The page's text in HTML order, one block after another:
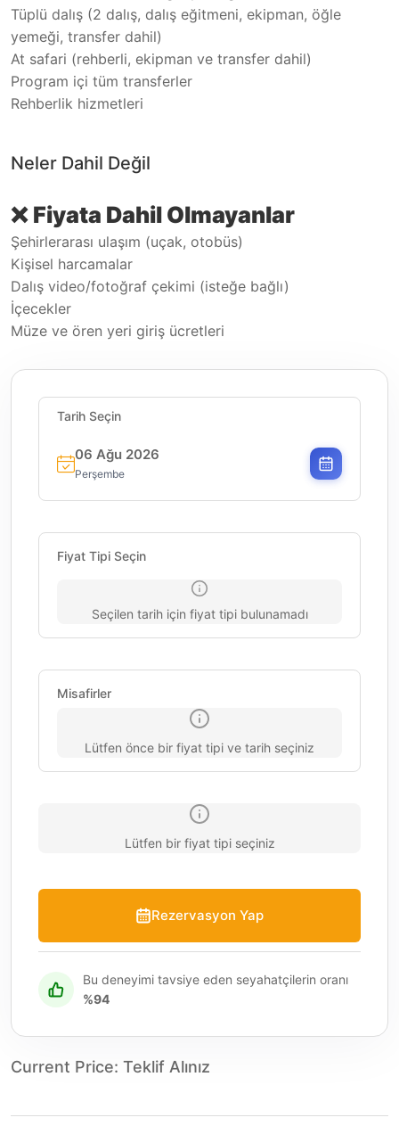
Tüplü dalış (2 dalış, dalış eğitmeni, ekipman, öğle
yemeği, transfer dahil)
At safari (rehberli, ekipman ve transfer dahil)
Program içi tüm transferler
Rehberlik hizmetleri
Neler Dahil Değil
❌ Fiyata Dahil Olmayanlar
Şehirlerarası ulaşım (uçak, otobüs)
Kişisel harcamalar
Dalış video/fotoğraf çekimi (isteğe bağlı)
İçecekler
Müze ve ören yeri giriş ücretleri
Tarih Seçin
06 Ağu 2026
Perşembe
Fiyat Tipi Seçin
Seçilen tarih için fiyat tipi bulunamadı
Misafirler
Lütfen önce bir fiyat tipi ve tarih seçiniz
Lütfen bir fiyat tipi seçiniz
Rezervasyon Yap
Bu deneyimi tavsiye eden seyahatçilerin oranı
%94
Current Price: Teklif Alınız